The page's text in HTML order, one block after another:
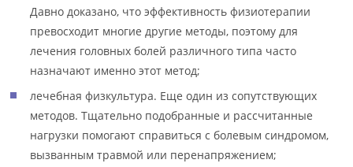
Давно доказано, что эффективность физиотерапии
превосходит многие другие методы, поэтому для
лечения головных болей различного типа часто
назначают именно этот метод;
лечебная физкультура. Еще один из сопутствующих
методов. Тщательно подобранные и рассчитанные
нагрузки помогают справиться с болевым синдромом,
вызванным травмой или перенапряжением;